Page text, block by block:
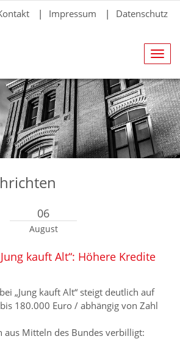
| Impressum | Datenschutz
06
August
kauft Alt“: Höhere Kredite
„Jung kauft Alt“ steigt deutlich auf
180.000 Euro / abhängig von Zahl
aus Mitteln des Bundes verbilligt: